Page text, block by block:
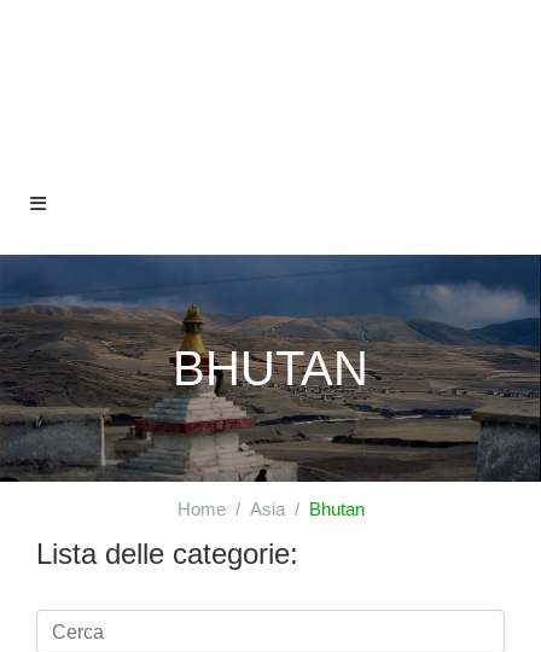
BHUTAN
Home Asia Bhutan
Lista delle categorie: